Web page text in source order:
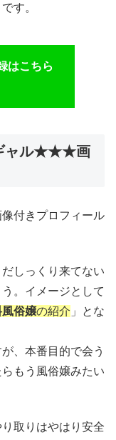
す。
はこちら
ャル★★★画
付きプロフィール
しっくり来てない
。イメージとして
俗嬢の紹介 」とな
、本番目的で会う
もう風俗嬢みたい
取りはやはり安全